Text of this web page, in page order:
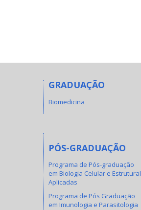
GRADUAÇÃO
Biomedicina
PÓS-GRADUAÇÃO
Programa de Pós-graduação
em Biologia Celular e Estrutural
Aplicadas
Programa de Pós Graduação
em Imunologia e Parasitologia